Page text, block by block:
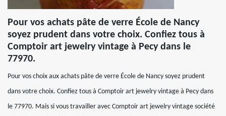
Pour vos achats pâte de verre École de Nancy
soyez prudent dans votre choix. Confiez tous à
Comptoir art jewelry vintage à Pecy dans le
77970.
Pour vos choix aux achats pâte de verre École de Nancy soyez prudent
dans votre choix. Confiez tous à Comptoir art jewelry vintage à Pecy dans
le 77970. Mais si vous travailler avec Comptoir art jewelry vintage société